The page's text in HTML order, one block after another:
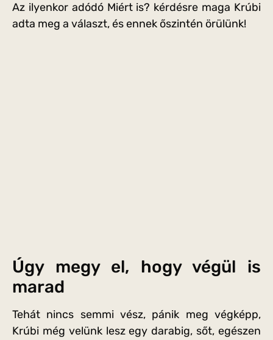
Az ilyenkor adódó Miért is? kérdésre maga Krúbi
adta meg a választ, és ennek őszintén örülünk!
Úgy megy el, hogy végül is
marad
Tehát nincs semmi vész, pánik meg végképp,
Krúbi még velünk lesz egy darabig, sőt, egészen